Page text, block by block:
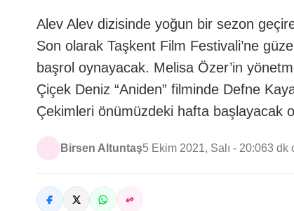
Alev Alev dizisinde yoğun bir sezon
Son olarak Taşkent Film Festivali’ne
başrol oynayacak. Melisa Özer’in
Çiçek Deniz “Aniden” filminde Defne
Çekimleri önümüzdeki hafta başlayacak
Birsen Altuntaş5 Ekim 2021, Salı - 20:063 dk